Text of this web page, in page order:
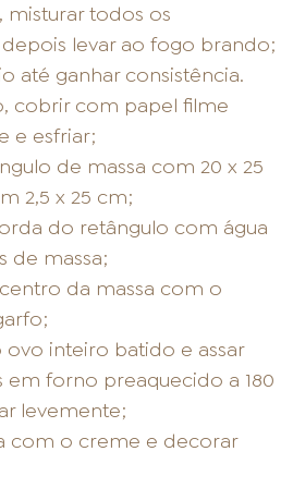
misturar todos os
levar ao fogo brando;
até ganhar consistência.
cobrir com papel filme
e esfriar;
de massa com 20 x 25
2,5 x 25 cm;
do retângulo com água
de massa;
da massa com o
ovo inteiro batido e assar
em forno preaquecido a 180
levemente;
com o creme e decorar